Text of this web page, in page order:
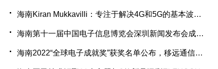
海南Kiran Mukkavilli：专注于解决4G和5G的基本波形问题
海南第十一届中国电子信息博览会深圳新闻发布会成功举行
海南2022“全球电子成就奖”获奖名单公布，移远通信荣获“年度杰出创新企业”奖